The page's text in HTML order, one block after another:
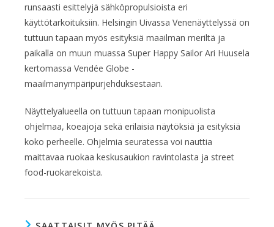
runsaasti esittelyjä sähköpropulsioista eri
käyttötarkoituksiin. Helsingin Uivassa Venenäyttelyssä on
tuttuun tapaan myös esityksiä maailman meriltä ja
paikalla on muun muassa Super Happy Sailor Ari Huusela
kertomassa Vendée Globe -
maailmanympäripurjehduksestaan.
Näyttelyalueella on tuttuun tapaan monipuolista
ohjelmaa, koeajoja sekä erilaisia näytöksiä ja esityksiä
koko perheelle. Ohjelmia seuratessa voi nauttia
maittavaa ruokaa keskusaukion ravintolasta ja street
food-ruokarekoista.